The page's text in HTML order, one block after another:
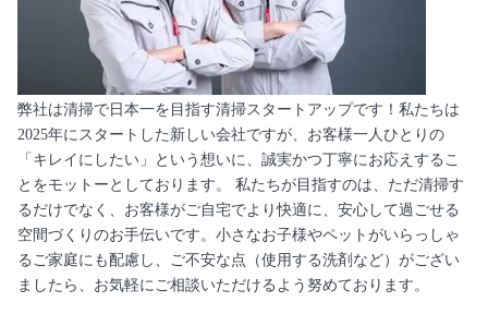
弊社は清掃で日本一を目指す清掃スタートアップです！私たちは
2025年にスタートした新しい会社ですが、お客様一人ひとりの
「キレイにしたい」という想いに、誠実かつ丁寧にお応えするこ
とをモットーとしております。 私たちが目指すのは、ただ清掃す
るだけでなく、お客様がご自宅でより快適に、安心して過ごせる
空間づくりのお手伝いです。小さなお子様やペットがいらっしゃ
るご家庭にも配慮し、ご不安な点（使用する洗剤など）がござい
ましたら、お気軽にご相談いただけるよう努めております。